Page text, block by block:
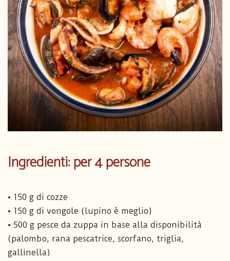
Ingredienti: per 4 persone
• 150 g di cozze
• 150 g di vongole (lupino è meglio)
• 500 g pesce da zuppa in base alla disponibilità
(palombo, rana pescatrice, scorfano, triglia,
gallinella)